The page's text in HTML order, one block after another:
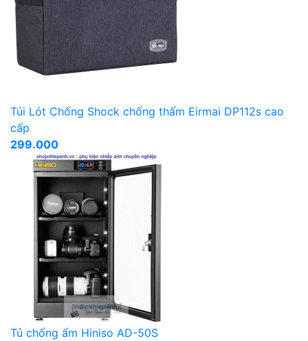
Túi Lót Chống Shock chống thấm Eirmai DP112s cao
cấp
299.000
Tủ chống ẩm Hiniso AD-50S